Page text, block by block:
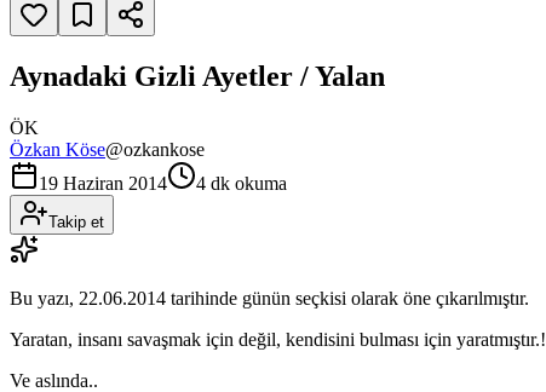
Aynadaki Gizli Ayetler / Yalan
ÖK
Özkan Köse@ozkankose
19 Haziran 2014
4 dk okuma
Takip et
Bu yazı, 22.06.2014 tarihinde günün seçkisi olarak öne çıkarılmıştır.
Yaratan, insanı savaşmak için değil, kendisini bulması için yaratmıştır.!
Ve aslında..